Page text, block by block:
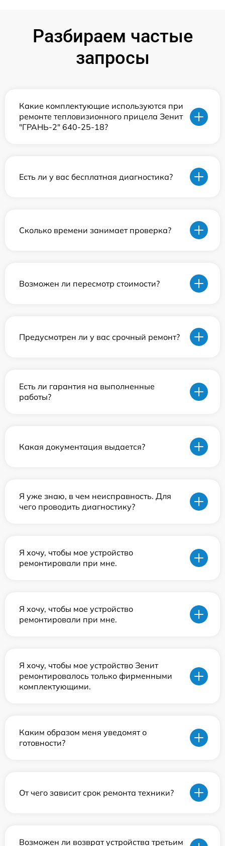
Разбираем частые
запросы
Какие комплектующие используются при
ремонте тепловизионного прицела Зенит
"ГРАНЬ-2" 640-25-18?
Есть ли у вас бесплатная диагностика?
Сколько времени занимает проверка?
Возможен ли пересмотр стоимости?
Предусмотрен ли у вас срочный ремонт?
Есть ли гарантия на выполненные
работы?
Какая документация выдается?
Я уже знаю, в чем неисправность. Для
чего проводить диагностику?
Я хочу, чтобы мое устройство
ремонтировали при мне.
Я хочу, чтобы мое устройство
ремонтировали при мне.
Я хочу, чтобы мое устройство Зенит
ремонтировалось только фирменными
комплектующими.
Каким образом меня уведомят о
готовности?
От чего зависит срок ремонта техники?
Возможен ли возврат устройства третьим